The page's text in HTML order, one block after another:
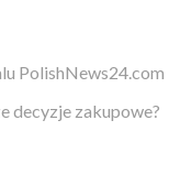
PolishNews24.com
decyzje zakupowe?